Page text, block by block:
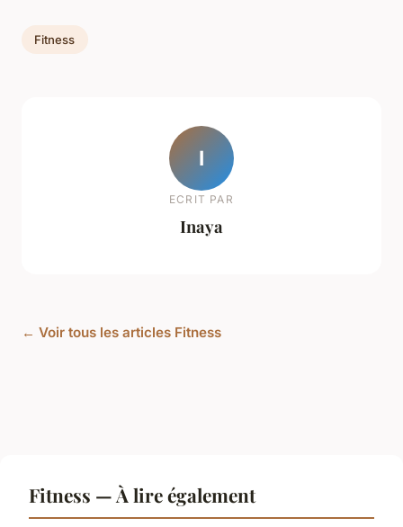
Fitness
I
ECRIT PAR
Inaya
← Voir tous les articles Fitness
Fitness — À lire également